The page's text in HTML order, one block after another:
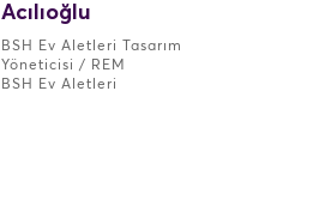
Acılıoğlu
BSH Ev Aletleri Tasarım
Yöneticisi / REM
BSH Ev Aletleri